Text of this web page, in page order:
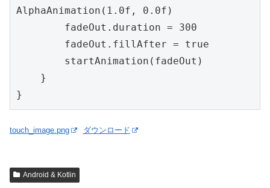
AlphaAnimation(1.0f, 0.0f)
}
touch_image.png ダウンロード
Android & Kotlin